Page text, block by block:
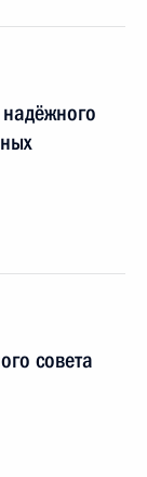
совета